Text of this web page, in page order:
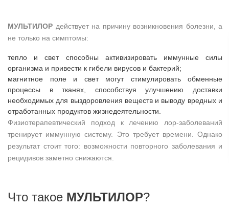
МУЛЬТИЛОР действует на причину возникновения болезни, а
не только на симптомы:
тепло и свет способны активизировать иммунные силы
организма и привести к гибели вирусов и бактерий;
магнитное поле и свет могут стимулировать обменные
процессы в тканях, способствуя улучшению доставки
необходимых для выздоровления веществ и выводу вредных и
отработанных продуктов жизнедеятельности.
Физиотерапевтический подход к лечению лор-заболеваний
тренирует иммунную систему. Это требует времени. Однако
результат стоит того: возможности повторного заболевания и
рецидивов заметно снижаются.
Что такое МУЛЬТИЛОР?